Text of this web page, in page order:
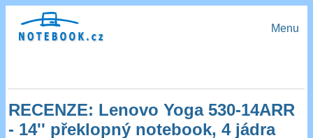
Menu
RECENZE: Lenovo Yoga 530-14ARR
- 14'' překlopný notebook, 4 jádra